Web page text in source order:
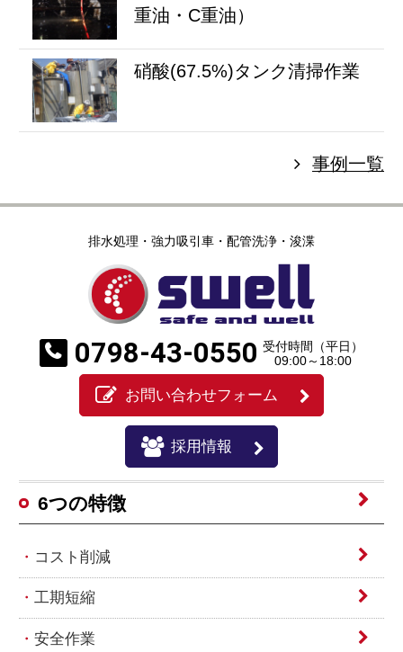
重油・C重油）
硝酸(67.5%)タンク清掃作業
事例一覧
排水処理・強力吸引車・配管洗浄・浚渫
0798-43-0550 受付時間（平日）
09:00～18:00
お問い合わせフォーム
採用情報
6つの特徴
コスト削減
工期短縮
安全作業